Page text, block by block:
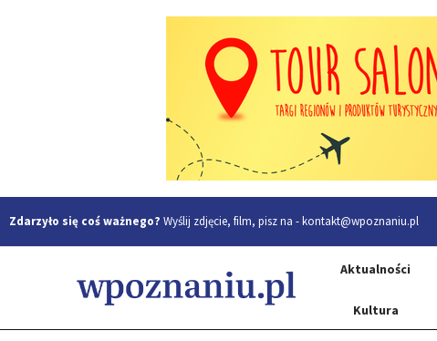
Zdarzyło się coś ważnego? Wyślij zdjęcie, film, pisz na -kontakt@wpoznaniu.pl
Aktualności
Kultura